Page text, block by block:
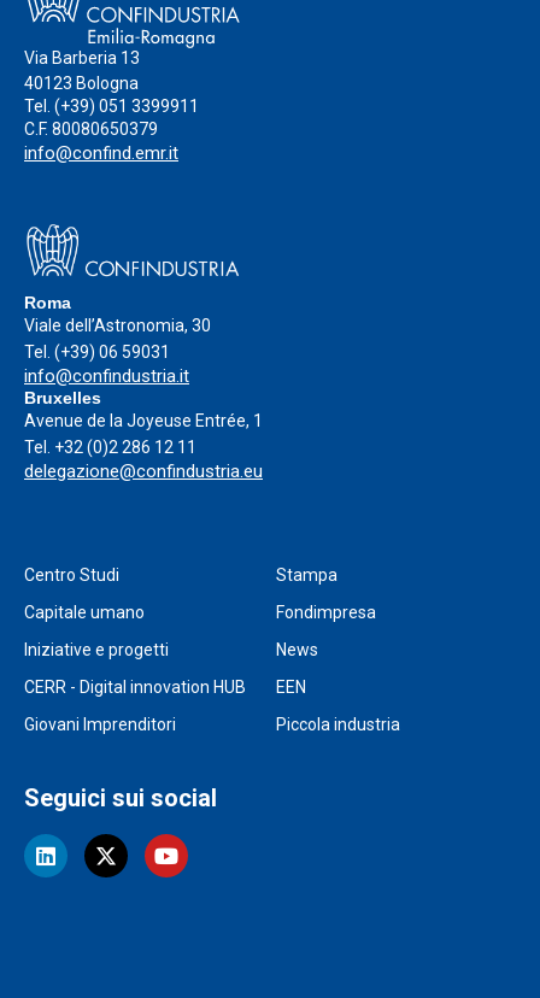
Via Barberia 13
40123 Bologna
Tel. (+39) 051 3399911
C.F. 80080650379
info@confind.emr.it
Roma
Viale dell’Astronomia, 30
Tel. (+39) 06 59031
info@confindustria.it
Bruxelles
Avenue de la Joyeuse Entrée, 1
Tel. +32 (0)2 286 12 11
delegazione@confindustria.eu
Centro Studi
Stampa
Capitale umano
Fondimpresa
Iniziative e progetti
News
CERR - Digital innovation HUB
EEN
Giovani Imprenditori
Piccola industria
Seguici sui social